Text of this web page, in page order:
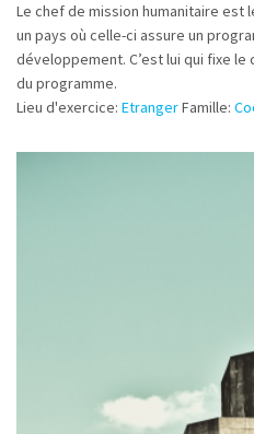
Le chef de mission humanitaire est
un pays où celle-ci assure un
développement. C’est lui qui fixe
du programme.
Lieu d'exercice: EtrangerFamille: